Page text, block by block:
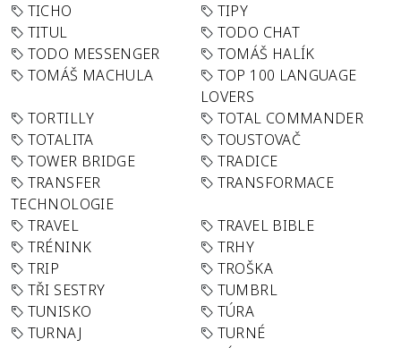
TICHO
TIPY
TITUL
TODO CHAT
TODO MESSENGER
TOMÁŠ HALÍK
TOMÁŠ MACHULA
TOP 100 LANGUAGE
LOVERS
TORTILLY
TOTAL COMMANDER
TOTALITA
TOUSTOVAČ
TOWER BRIDGE
TRADICE
TRANSFER
TECHNOLOGIE
TRANSFORMACE
TRAVEL
TRAVEL BIBLE
TRÉNINK
TRHY
TRIP
TROŠKA
TŘI SESTRY
TUMBRL
TUNISKO
TÚRA
TURNAJ
TURNÉ